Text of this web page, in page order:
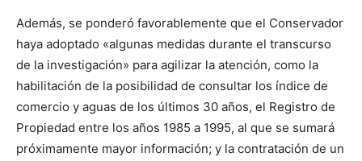
Además, se ponderó favorablemente que el Conservador
haya adoptado «algunas medidas durante el transcurso
de la investigación» para agilizar la atención, como la
habilitación de la posibilidad de consultar los índice de
comercio y aguas de los últimos 30 años, el Registro de
Propiedad entre los años 1985 a 1995, al que se sumará
próximamente mayor información; y la contratación de un